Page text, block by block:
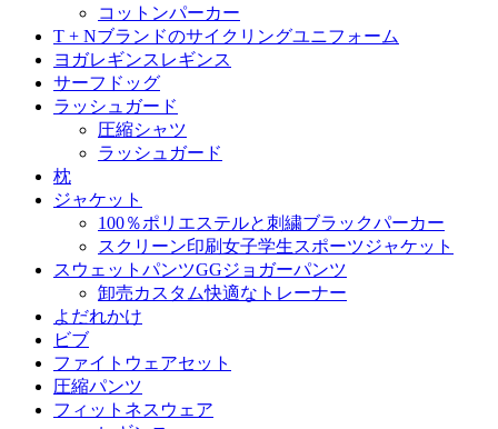
コットンパーカー
T + Nブランドのサイクリングユニフォーム
ヨガレギンスレギンス
サーフドッグ
ラッシュガード
圧縮シャツ
ラッシュガード
枕
ジャケット
100％ポリエステルと刺繍ブラックパーカー
スクリーン印刷女子学生スポーツジャケット
スウェットパンツGGジョガーパンツ
卸売カスタム快適なトレーナー
よだれかけ
ビブ
ファイトウェアセット
圧縮パンツ
フィットネスウェア